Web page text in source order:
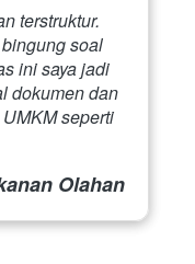
soal
ini saya jadi
dokumen dan
seperti
Olahan